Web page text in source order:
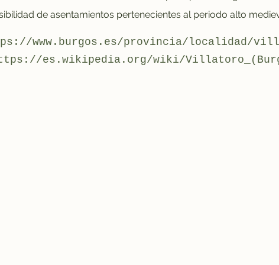
de asentamientos pertenecientes al periodo alto
www.burgos.es/provincia/localidad/
es.wikipedia.org/wiki/